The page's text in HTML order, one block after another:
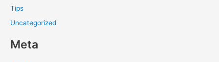
Tips
Uncategorized
Meta